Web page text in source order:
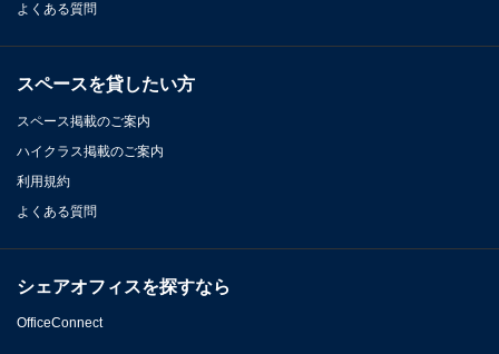
よくある質問
スペースを貸したい方
スペース掲載のご案内
ハイクラス掲載のご案内
利用規約
よくある質問
シェアオフィスを探すなら
OfficeConnect